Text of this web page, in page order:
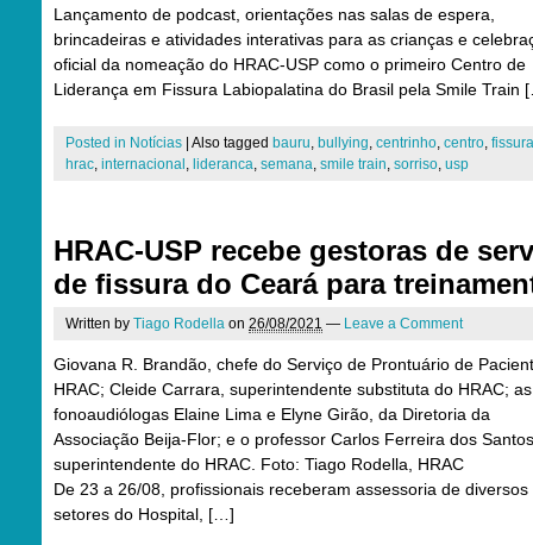
Lançamento de podcast, orientações nas salas de espera,
brincadeiras e atividades interativas para as crianças e
oficial da nomeação do HRAC-USP como o primeiro Centro de
Liderança em Fissura Labiopalatina do Brasil pela Smile Train
Posted in Notícias Also tagged bauru, bullying, centrinho, centro, fissura
hrac, internacional , lideranca, semana, smile train, sorriso, usp
HRAC-USP recebe gestoras de
de fissura do Ceará para
Written by Tiago Rodella on 26/08/2021 — Leave a Comment
Giovana R. Brandão, chefe do Serviço de Prontuário de
HRAC; Cleide Carrara, superintendente substituta do HRAC; as
fonoaudiólogas Elaine Lima e Elyne Girão, da Diretoria da
Associação Beija-Flor; e o professor Carlos Ferreira dos
superintendente do HRAC. Foto: Tiago Rodella, HRAC
De 23 a 26/08, profissionais receberam assessoria de diversos
setores do Hospital, […]